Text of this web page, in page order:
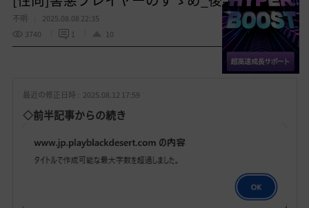
不明
2025.08.08 22:35
3740
1 10
お 共有する
最近の修正日時 : 2025.08.12 17:59
◇前半記事からの続き